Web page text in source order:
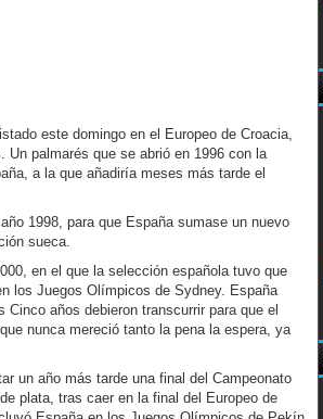
este domingo en el Europeo de Croacia,
palmarés que se abrió en 1996 con la
a la que añadiría meses más tarde el
1998, para que España sumase un nuevo
sueca.
en el que la selección española tuvo que
los Juegos Olímpicos de Sydney. España
años debieron transcurrir para que el
nunca mereció tanto la pena la espera, ya
un año más tarde una final del Campeonato
plata, tras caer en la final del Europeo de